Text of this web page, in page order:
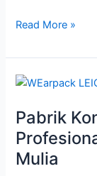
Read More »
Pabrik
Mulia
Pabrik
Wearpack
Safety
Profesional
di